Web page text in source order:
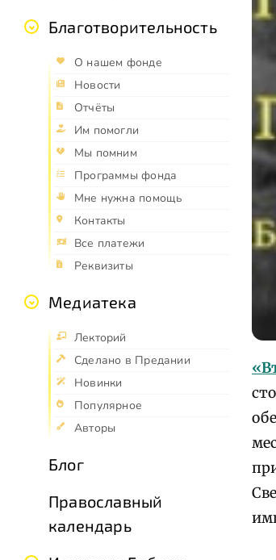
Благотворительность
О нашем фонде
Новости
Отчёты
Им помогли
Мы помним
Программы фонда
Мне нужна помощь
Контакты
Все платежи
Реквизиты
Медиатека
Лекторий
Сделано в Предании
Новинки
Популярное
Авторы
Блог
Православный
календарь